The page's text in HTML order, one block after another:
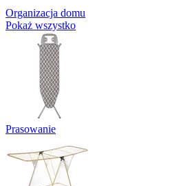
Organizacja domu
Pokaż wszystko
Prasowanie